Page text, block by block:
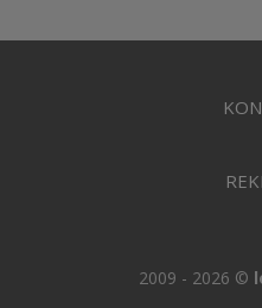
2009 - 2026 ©